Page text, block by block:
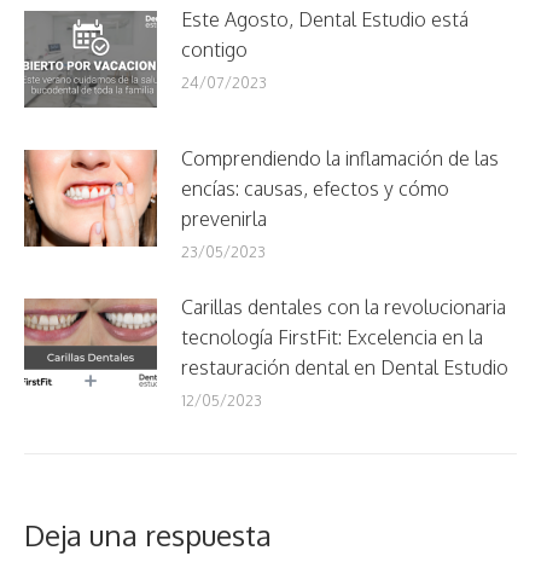
Este Agosto, Dental Estudio está
contigo
24/07/2023
Comprendiendo la inflamación de las
encías: causas, efectos y cómo
prevenirla
23/05/2023
Carillas dentales con la revolucionaria
tecnología FirstFit: Excelencia en la
restauración dental en Dental Estudio
12/05/2023
Deja una respuesta